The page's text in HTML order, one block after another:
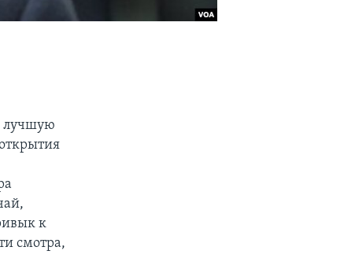
лучшую
к
смотра,